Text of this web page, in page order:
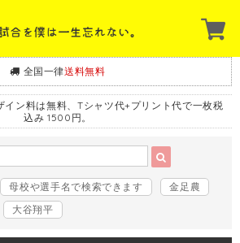
全国一律送料無料
イン料は無料、Tシャツ代+プリント代で一枚税
込み 1500円。
母校や選手名で検索できます
金足農
大谷翔平